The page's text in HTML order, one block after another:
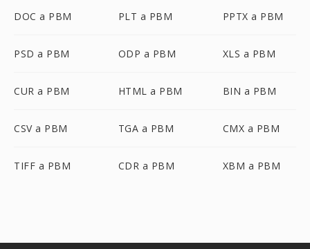
DOC a PBM PLT a PBM PPTX a PBM
PSD a PBM ODP a PBM XLS a PBM
CUR a PBM HTML a PBM BIN a PBM
CSV a PBM TGA a PBM CMX a PBM
TIFF a PBM CDR a PBM XBM a PBM